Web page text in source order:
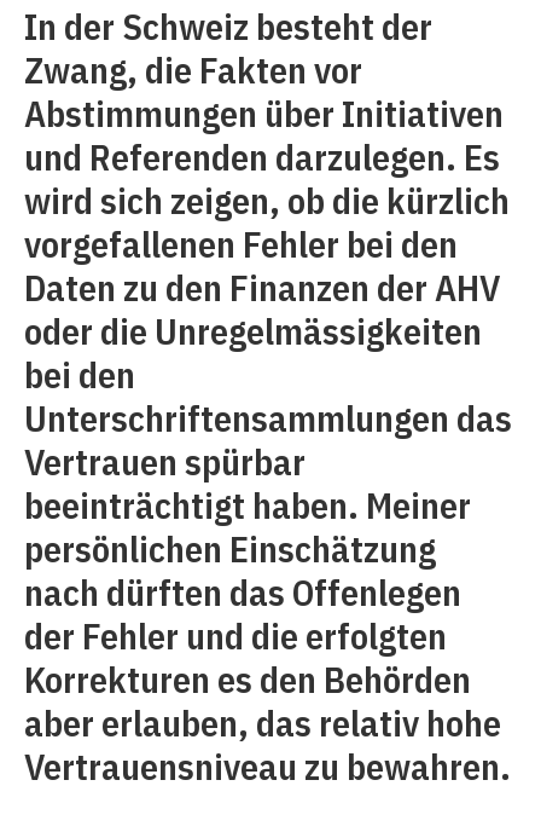
In der Schweiz besteht der
Zwang, die Fakten vor
Abstimmungen über Initiativen
und Referenden darzulegen. Es
wird sich zeigen, ob die kürzlich
vorgefallenen Fehler bei den
Daten zu den Finanzen der AHV
oder die Unregelmässigkeiten
bei den
Unterschriftensammlungen das
Vertrauen spürbar
beeinträchtigt haben. Meiner
persönlichen Einschätzung
nach dürften das Offenlegen
der Fehler und die erfolgten
Korrekturen es den Behörden
aber erlauben, das relativ hohe
Vertrauensniveau zu bewahren.